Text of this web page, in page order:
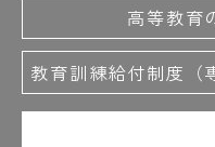
高等教育
教育訓練給付制度（